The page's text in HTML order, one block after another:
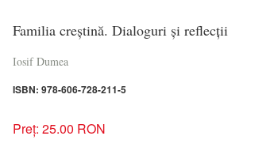
Familia creștină. Dialoguri și reflecții
Iosif Dumea
ISBN: 978-606-728-211-5
Preț: 25.00 RON